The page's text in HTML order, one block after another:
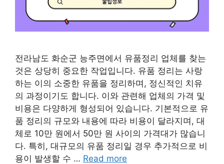
전라남도 화순군 능주면에서 유품정리 업체를 찾는
것은 상당히 중요한 작업입니다. 유품 정리는 사랑
하는 이의 소중한 유품을 정리하며, 정신적인 치유
의 과정이기도 합니다. 이와 관련해 업체의 가격 및
비용은 다양하게 형성되어 있습니다. 기본적으로 유
품 정리의 규모와 내용에 따라 비용이 달라지며, 대
체로 10만 원에서 50만 원 사이의 가격대가 많습니
다. 특히, 대규모의 유품 정리일 경우 추가적으로 비
용이 발생할 수 … Read more